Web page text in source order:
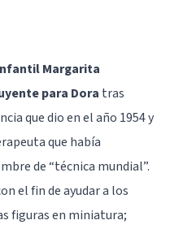
Margarita
para Dora tras
que dio en el año 1954 y
que había
de “técnica mundial”.
el fin de ayudar a los
figuras en miniatura;